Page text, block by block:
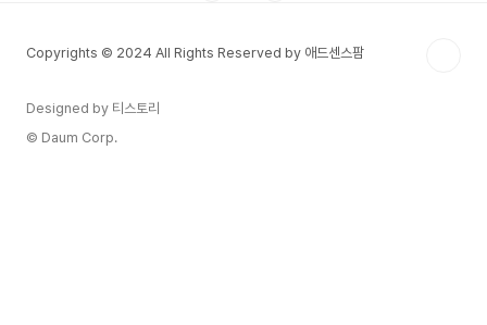
Copyrights © 2024 All Rights Reserved by 애드센스팜
Designed by 티스토리
© Daum Corp.